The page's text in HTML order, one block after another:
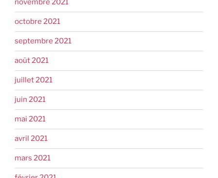
novembre 2021
octobre 2021
septembre 2021
août 2021
juillet 2021
juin 2021
mai 2021
avril 2021
mars 2021